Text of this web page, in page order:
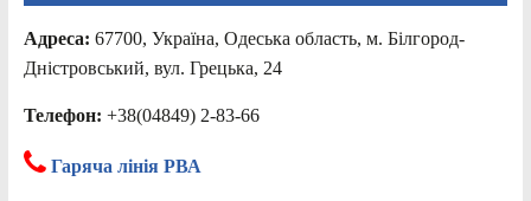
Адреса: 67700, Україна, Одеська область, м. Білгород-
Дністровський, вул. Грецька, 24
Телефон: +38(04849) 2-83-66
Гаряча лінія РВА